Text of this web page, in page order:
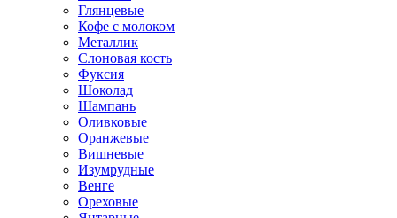
Глянцевые
Кофе с молоком
Металлик
Слоновая кость
Фуксия
Шоколад
Шампань
Оливковые
Оранжевые
Вишневые
Изумрудные
Венге
Ореховые